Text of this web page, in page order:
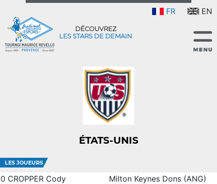
FR EN
DÉCOUVREZ
LES STARS DE DEMAIN
ÉTATS-UNIS
LES JOUEURS
0 CROPPER Cody
Milton Keynes Dons (ANG)